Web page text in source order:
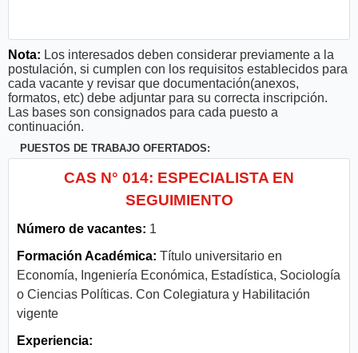
Nota: Los interesados deben considerar previamente a la
postulación, si cumplen con los requisitos establecidos para
cada vacante y revisar que documentación(anexos,
formatos, etc) debe adjuntar para su correcta inscripción.
Las bases son consignados para cada puesto a
continuación.
PUESTOS DE TRABAJO OFERTADOS:
CAS N° 014: ESPECIALISTA EN
SEGUIMIENTO
Número de vacantes: 1
Formación Académica: Título universitario en
Economía, Ingeniería Económica, Estadística, Sociología
o Ciencias Políticas. Con Colegiatura y Habilitación
vigente
Experiencia: